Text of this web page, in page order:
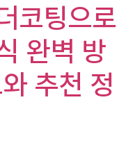
코팅으로
완벽 방
추천 정